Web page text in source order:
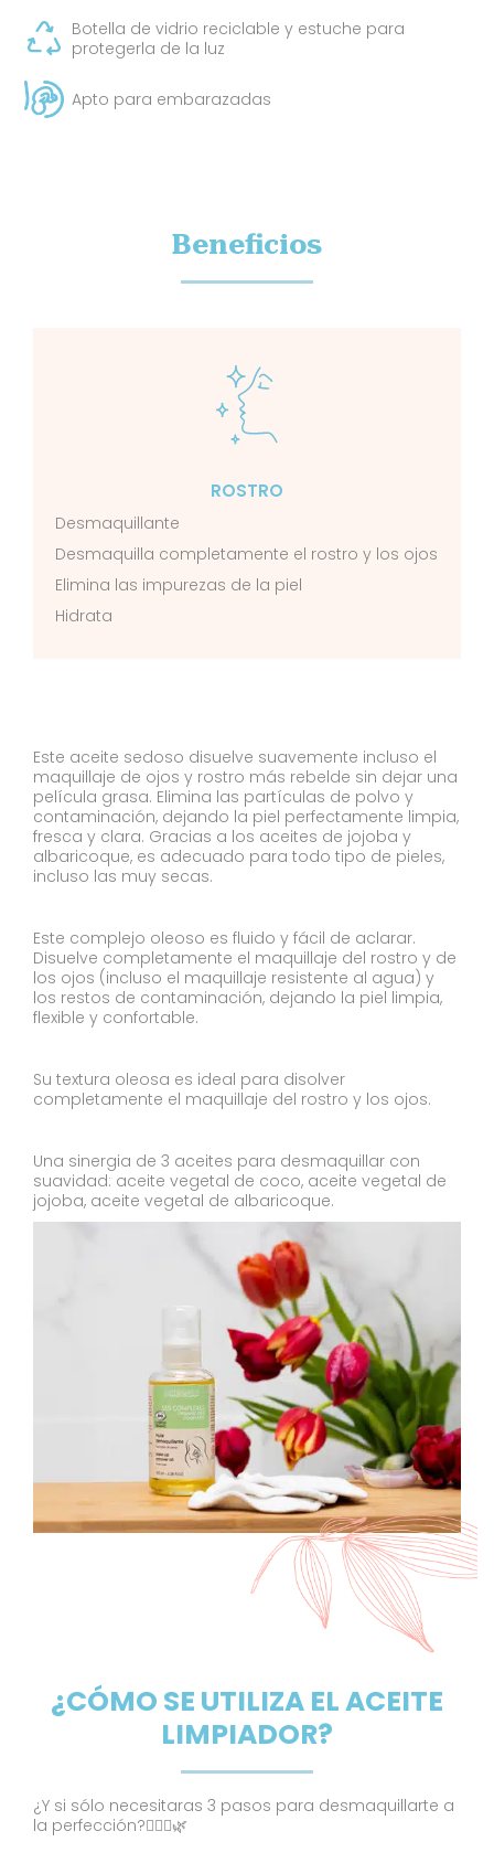
Botella de vidrio reciclable y estuche para
protegerla de la luz
Apto para embarazadas
Beneficios
ROSTRO
Desmaquillante
Desmaquilla completamente el rostro y los ojos
Elimina las impurezas de la piel
Hidrata
Este aceite sedoso disuelve suavemente incluso el
maquillaje de ojos y rostro más rebelde sin dejar una
película grasa. Elimina las partículas de polvo y
contaminación, dejando la piel perfectamente limpia,
fresca y clara. Gracias a los aceites de jojoba y
albaricoque, es adecuado para todo tipo de pieles,
incluso las muy secas.
Este complejo oleoso es fluido y fácil de aclarar.
Disuelve completamente el maquillaje del rostro y de
los ojos (incluso el maquillaje resistente al agua) y
los restos de contaminación, dejando la piel limpia,
flexible y confortable.
Su textura oleosa es ideal para disolver
completamente el maquillaje del rostro y los ojos.
Una sinergia de 3 aceites para desmaquillar con
suavidad: aceite vegetal de coco, aceite vegetal de
jojoba, aceite vegetal de albaricoque.
¿CÓMO SE UTILIZA EL ACEITE
LIMPIADOR?
¿Y si sólo necesitaras 3 pasos para desmaquillarte a
la perfección?🧖🏼‍♀️🌿